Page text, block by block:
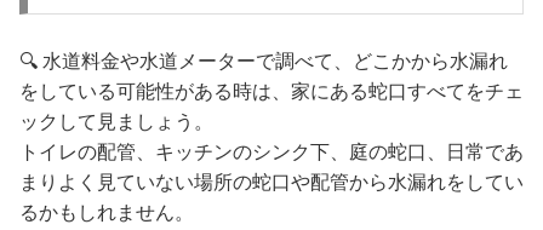
🔍 水道料金や水道メーターで調べて、どこかから水漏れ
をしている可能性がある時は、家にある蛇口すべてをチェ
ックして見ましょう。
トイレの配管、キッチンのシンク下、庭の蛇口、日常であ
まりよく見ていない場所の蛇口や配管から水漏れをしてい
るかもしれません。